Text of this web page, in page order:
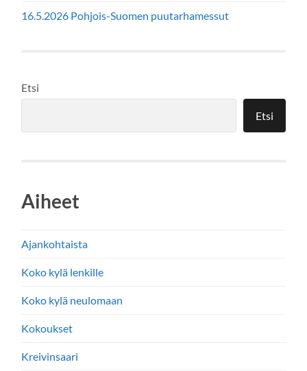
16.5.2026 Pohjois-Suomen puutarhamessut
Etsi
Etsi
Aiheet
Ajankohtaista
Koko kylä lenkille
Koko kylä neulomaan
Kokoukset
Kreivinsaari